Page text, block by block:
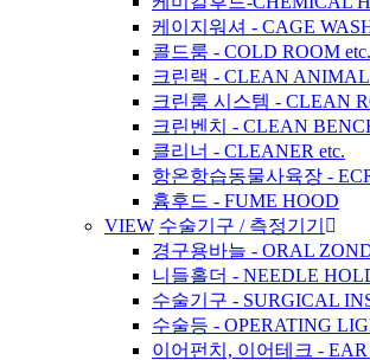
케이지워셔 - CAGE
콜드룸 - COLD ROOM etc.
크린랙 - CLEAN
크린룸 시스템 - CLEAN
크린벤치 - CLEAN
클리너 - CLEANER etc.
항온항습동물사육장 -
흄후드 - FUME HOOD
VIEW 수술기구 / 측정기기
경구용바늘 - ORAL
니들홀더 - NEEDLE
수술기구 - SURGICAL
수술등 - OPERATING
이어펀치, 이어테크 -